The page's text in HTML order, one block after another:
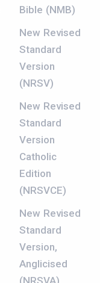
Bible (NMB)
New Revised
Standard
Version
(NRSV)
New Revised
Standard
Version
Catholic
Edition
(NRSVCE)
New Revised
Standard
Version,
Anglicised